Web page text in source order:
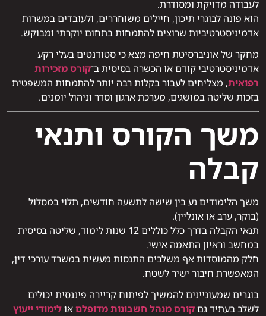
לעבודה מדויקת ומסודרת.
הוא פונה לבוגרי תיכון, חיילים משוחררים, ולעובדים במשרות
אדמיניסטרטיביות שרוצים להתמחות בתחום יוקרתי ומבוקש.
מחקר של אוניברסיטת חיפה מצא כי סטודנטים בעלי רקע
אדמיניסטרטיבי קודם או הכשרה בסיסית ב־קורס מזכירות
רפואית, מצליחים לעבור בקלות רבה יותר להתמחות המשפטית
בזכות שליטה במושגים, מערכת ארגון וסדר וניהול יומנים.
משך הקורס ותנאי
קבלה
משך הלימודים נע בין שישה לתשעה חודשים, תלוי במסלול
(בוקר, ערב או אונליין).
תנאי הקבלה בדרך כלל כוללים 12 שנות לימוד, שליטה בסיסית
במחשב וראיון התאמה אישי.
חלק מהמוסדות אף משלבים התנסות מעשית במשרד עורכי דין,
המאפשרת חיבור ישיר לשטח.
בוגרים שמעוניינים להמשיך לפיתוח קריירה פיננסית יכולים
לשלב בעתיד גםקורס מנהל חשבונות מדופלםאולימודי ייעוץ